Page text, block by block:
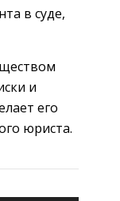
в суде,
и
его
юриста.